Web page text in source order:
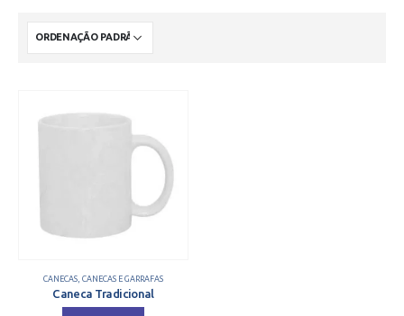
CANECAS, CANECAS E GARRAFAS
Caneca Tradicional